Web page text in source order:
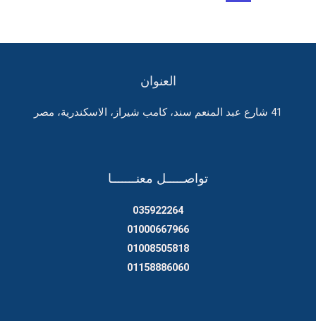
العنوان
41 شارع عبد المنعم سند، كامب شيراز، الاسكندرية، مصر
تواصـــــل معنـــــــا
035922264
01000667966
01008505818
01158886060